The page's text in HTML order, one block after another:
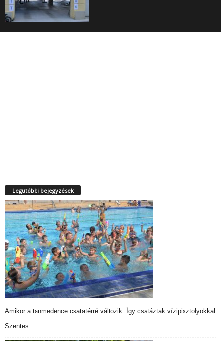
Legutóbbi bejegyzések
Amikor a tanmedence csatatérré változik: Így csatáztak vízipisztolyokkal
Szentes…